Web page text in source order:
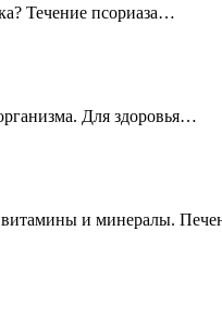
Течение псориаза…
Для здоровья…
витамины и минералы.